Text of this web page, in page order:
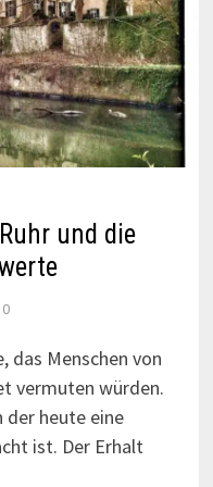
und die
0
das Menschen von
vermuten würden.
der heute eine
ist. Der Erhalt